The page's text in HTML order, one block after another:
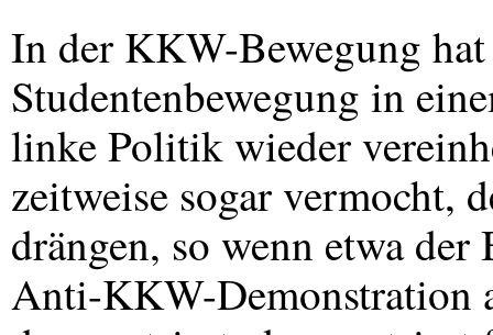
In der KKW-Bewegung
Studentenbewegung in
linke Politik wieder
zeitweise sogar vermocht,
drängen, so wenn etwa
Anti-KKW-Demonstration